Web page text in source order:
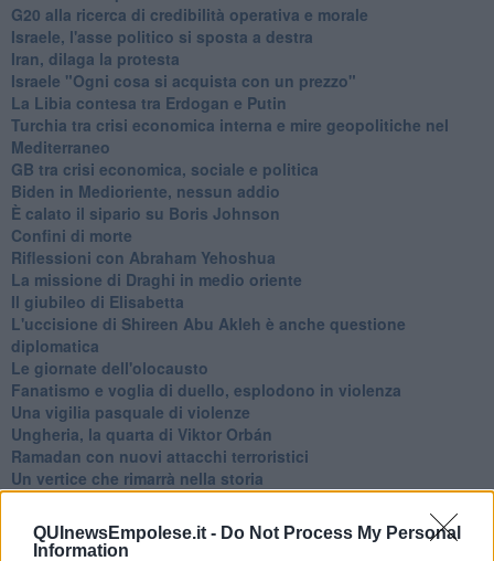
QUInewsEmpolese.it - Do Not Process My Personal
Information
G20 alla ricerca di credibilità operativa e morale
Israele, l'asse politico si sposta a destra
Iran, dilaga la protesta
Israele "Ogni cosa si acquista con un prezzo"
La Libia contesa tra Erdogan e Putin
Turchia tra crisi economica interna e mire geopolitiche nel
Mediterraneo
GB tra crisi economica, sociale e politica
Biden in Medioriente, nessun addio
È calato il sipario su Boris Johnson
Confini di morte
Riflessioni con Abraham Yehoshua
La missione di Draghi in medio oriente
Il giubileo di Elisabetta
L'uccisione di Shireen Abu Akleh è anche questione
diplomatica
Le giornate dell'olocausto
Fanatismo e voglia di duello, esplodono in violenza
Una vigilia pasquale di violenze
Ungheria, la quarta di Viktor Orbán
Ramadan con nuovi attacchi terroristici
Un vertice che rimarrà nella storia
Guerra in Ucraina, la diplomazia Usa Cina
Guerra Ucraina, la pseudo neutralità di Bennet
La guerra in Ucraina vista dal Medio Oriente